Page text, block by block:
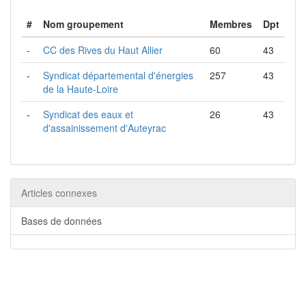
# Nom groupement Membres
Dpt
-
CC des Rives du Haut Allier 60
43
-
Syndicat départemental d'énergies
de la Haute-Loire
257 43
-
Syndicat des eaux et
d'assainissement d'Auteyrac
26 43
Articles connexes
Bases de données